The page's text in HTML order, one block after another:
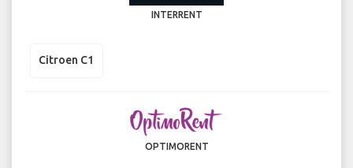
INTERRENT
Citroen C1
OPTIMORENT